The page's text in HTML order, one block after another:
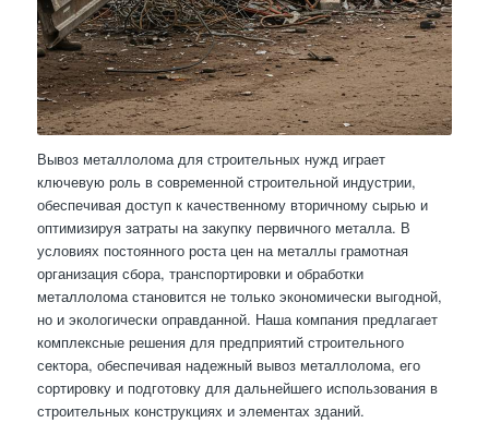
Вывоз металлолома для строительных нужд играет
ключевую роль в современной строительной индустрии,
обеспечивая доступ к качественному вторичному сырью и
оптимизируя затраты на закупку первичного металла. В
условиях постоянного роста цен на металлы грамотная
организация сбора, транспортировки и обработки
металлолома становится не только экономически выгодной,
но и экологически оправданной. Наша компания предлагает
комплексные решения для предприятий строительного
сектора, обеспечивая надежный вывоз металлолома, его
сортировку и подготовку для дальнейшего использования в
строительных конструкциях и элементах зданий.